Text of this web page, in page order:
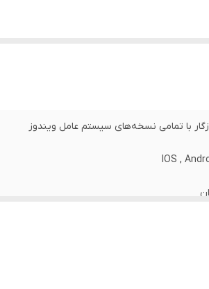
با تمامی نسخه‌های سیستم عامل ویندوز
IOS ,